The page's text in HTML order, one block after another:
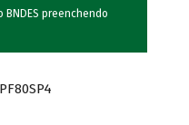
preenchendo